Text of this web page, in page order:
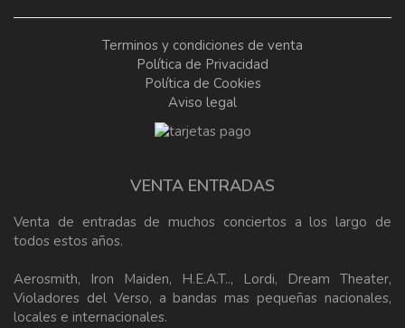
Terminos y condiciones de venta
Política de Privacidad
Política de Cookies
Aviso legal
VENTA ENTRADAS
Venta de entradas de muchos conciertos a los largo de
todos estos años.
Aerosmith, Iron Maiden, H.E.A.T.., Lordi, Dream Theater,
Violadores del Verso, a bandas mas pequeñas nacionales,
locales e internacionales.